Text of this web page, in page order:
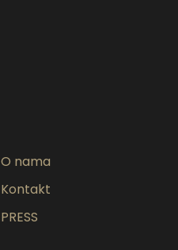
O nama
Kontakt
PRESS